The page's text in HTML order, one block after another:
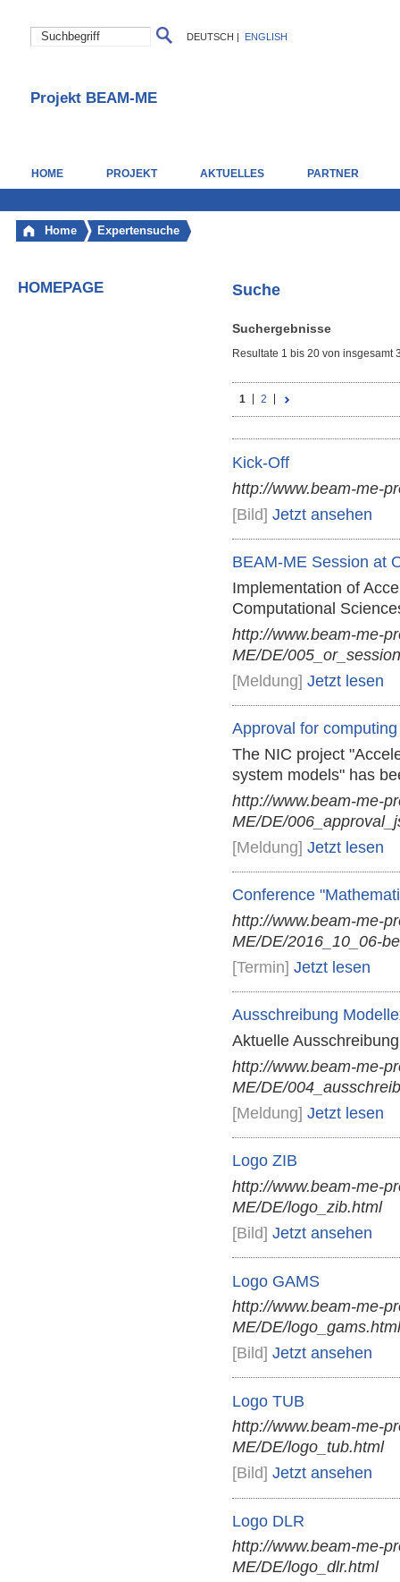
DEUTSCH | ENGLISH
Projekt BEAM-ME
HOME PROJEKT AKTUELLES PARTNER
Home Expertensuche
HOMEPAGE Suche
Suchergebnisse
Resultate 1 bis 20 von insgesamt
1 2
Kick-Off
http://www.beam-me-
[Bild] Jetzt ansehen
BEAM-ME Session at
Implementation of
Computational
http://www.beam-me-
ME/DE/
[Meldung] Jetzt lesen
Approval for
The NIC project
system models" has
http://www.beam-me-
ME/DE/
[Meldung] Jetzt lesen
Conference
http://www.beam-me-
ME/DE/2016_10_06-
[Termin] Jetzt lesen
Ausschreibung
Aktuelle
http://www.beam-me-
ME/DE/
[Meldung] Jetzt lesen
Logo ZIB
http://www.beam-me-
ME/DE/logo_zib.html
[Bild] Jetzt ansehen
Logo GAMS
http://www.beam-me-
ME/DE/logo_gams.html
[Bild] Jetzt ansehen
Logo TUB
http://www.beam-me-
ME/DE/logo_tub.html
[Bild] Jetzt ansehen
Logo DLR
http://www.beam-me-
ME/DE/logo_dlr.html